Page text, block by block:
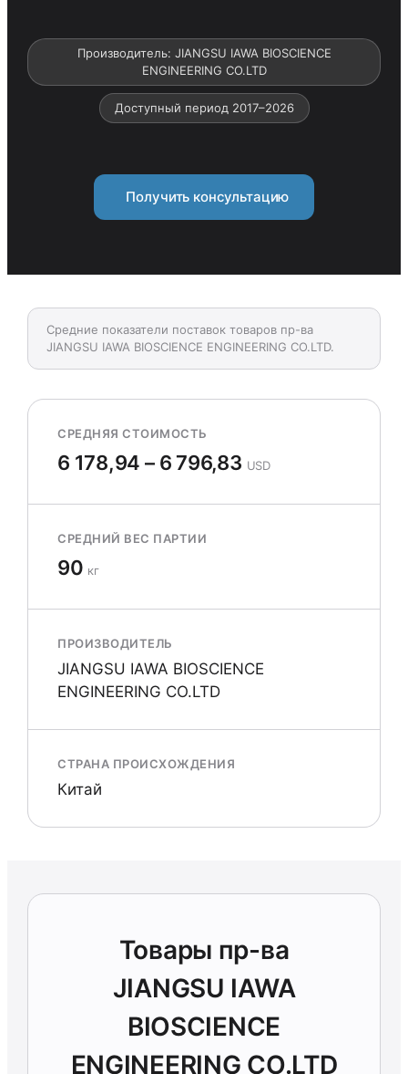
Производитель: JIANGSU IAWA BIOSCIENCE
ENGINEERING CO.LTD
Доступный период 2017–2026
Получить консультацию
Средние показатели поставок товаров пр-ва
JIANGSU IAWA BIOSCIENCE ENGINEERING CO.LTD.
СРЕДНЯЯ СТОИМОСТЬ
6 178,94 – 6 796,83 USD
СРЕДНИЙ ВЕС ПАРТИИ
90 кг
ПРОИЗВОДИТЕЛЬ
JIANGSU IAWA BIOSCIENCE
ENGINEERING CO.LTD
СТРАНА ПРОИСХОЖДЕНИЯ
Китай
Товары пр-ва
JIANGSU IAWA
BIOSCIENCE
ENGINEERING CO.LTD